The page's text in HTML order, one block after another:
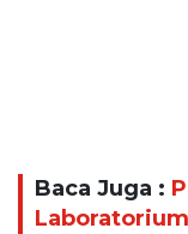
Baca Juga :